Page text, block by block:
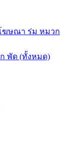
ฆษณา ร่ม หมวก
พัด (ทั้งหมด)